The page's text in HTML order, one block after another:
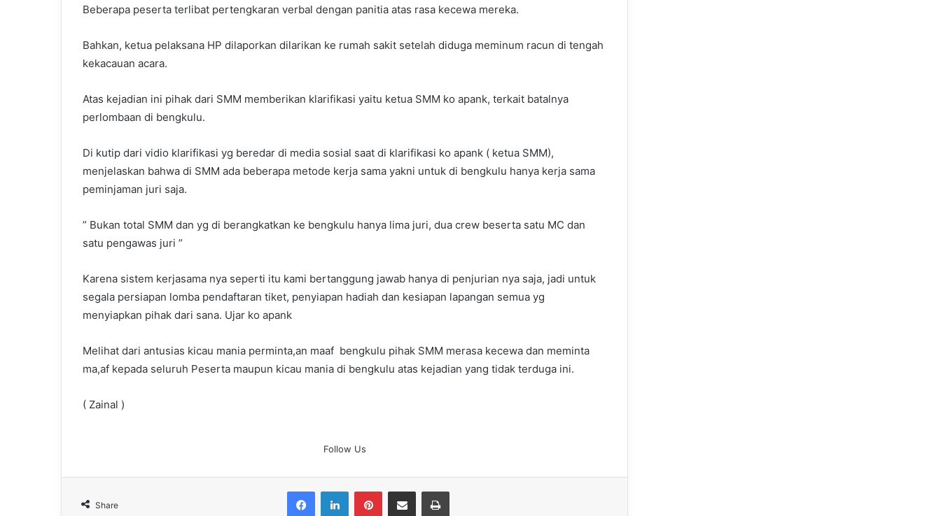
Beberapa peserta terlibat pertengkaran verbal dengan panitia atas rasa kecewa mereka.
Bahkan, ketua pelaksana HP dilaporkan dilarikan ke rumah sakit setelah diduga meminum racun di tengah
kekacauan acara.
Atas kejadian ini pihak dari SMM memberikan klarifikasi yaitu ketua SMM ko apank, terkait batalnya
perlombaan di bengkulu.
Di kutip dari vidio klarifikasi yg beredar di media sosial saat di klarifikasi ko apank ( ketua SMM),
menjelaskan bahwa di SMM ada beberapa metode kerja sama yakni untuk di bengkulu hanya kerja sama
peminjaman juri saja.
” Bukan total SMM dan yg di berangkatkan ke bengkulu hanya lima juri, dua crew beserta satu MC dan
satu pengawas juri ”
Karena sistem kerjasama nya seperti itu kami bertanggung jawab hanya di penjurian nya saja, jadi untuk
segala persiapan lomba pendaftaran tiket, penyiapan hadiah dan kesiapan lapangan semua yg
menyiapkan pihak dari sana. Ujar ko apank
Melihat dari antusias kicau mania perminta,an maaf bengkulu pihak SMM merasa kecewa dan meminta
ma,af kepada seluruh Peserta maupun kicau mania di bengkulu atas kejadian yang tidak terduga ini.
( Zainal )
Follow Us
Share